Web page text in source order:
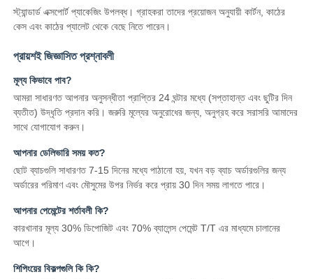
স্ট্যান্ডার্ড এক্সপোর্ট প্যাকেজিং উপলব্ধ। গ্রাহকরা তাদের প্রয়োজন অনুযায়ী কার্টন, কাঠের
কেস এবং কাঠের প্যালেট থেকে বেছে নিতে পারেন।
প্রায়শই জিজ্ঞাসিত প্রশ্নাবলী
মূল্য কিভাবে পাব?
আমরা সাধারণত আপনার অনুসন্ধীতা প্রাপ্তির 24 ঘন্টার মধ্যে (সপ্তাহান্ত এবং ছুটির দিন
ব্যতীত) উদ্ধৃতি প্রদান করি। জরুরি মূল্যের অনুরোধের জন্য, অনুগ্রহ করে সরাসরি আমাদের
সাথে যোগাযোগ করুন।
আপনার ডেলিভারি সময় কত?
ছোট ব্যাচগুলি সাধারণত 7-15 দিনের মধ্যে পাঠানো হয়, যখন বড় ব্যাচ অর্ডারগুলির জন্য
অর্ডারের পরিমাণ এবং মৌসুমের উপর নির্ভর করে প্রায় 30 দিন সময় লাগতে পারে।
আপনার পেমেন্টের শর্তাবলী কি?
কারখানার মূল্য 30% ডিপোজিট এবং 70% ব্যালেন্স পেমেন্ট T/T এর মাধ্যমে চালানের
আগে।
শিপিংয়ের বিকল্পগুলি কি কি?